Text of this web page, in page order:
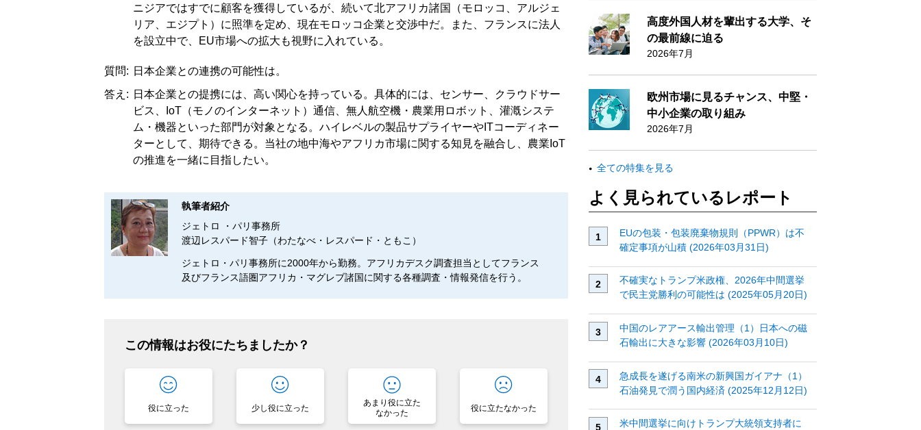
ニジアではすでに顧客を獲得しているが、続いて北アフリカ諸国（モロッコ、アルジェ
リア、エジプト）に照準を定め、現在モロッコ企業と交渉中だ。また、フランスに法人
を設立中で、EU市場への拡大も視野に入れている。
質問: 日本企業との連携の可能性は。
答え: 日本企業との提携には、高い関心を持っている。具体的には、センサー、クラウドサー
ビス、IoT（モノのインターネット）通信、無人航空機・農業用ロボット、灌漑システ
ム・機器といった部門が対象となる。ハイレベルの製品サプライヤーやITコーディネー
ターとして、期待できる。当社の地中海やアフリカ市場に関する知見を融合し、農業IoT
の推進を一緒に目指したい。
執筆者紹介
ジェトロ ・パリ事務所
渡辺レスパード智子（わたなべ・レスパード・ともこ）
ジェトロ・パリ事務所に2000年から勤務。アフリカデスク調査担当としてフランス
及びフランス語圏アフリカ・マグレブ諸国に関する各種調査・情報発信を行う。
この情報はお役にたちましたか？
役に立った 少し役に立った
あまり役に立た
なかった
役に立たなかった
高度外国人材を輩出する大学、そ
の最前線に迫る
2026年7月
欧州市場に見るチャンス、中堅・
中小企業の取り組み
2026年7月
全ての特集を見る
よく見られているレポート
EUの包装・包装廃棄物規則（PPWR）は不
確定事項が山積 (2026年03月31日)
不確実なトランプ米政権、2026年中間選挙
で民主党勝利の可能性は (2025年05月20日)
中国のレアアース輸出管理（1）日本への磁
石輸出に大きな影響 (2026年03月10日)
急成長を遂げる南米の新興国ガイアナ（1）
石油発見で潤う国内経済 (2025年12月12日)
米中間選挙に向けトランプ大統領支持者に